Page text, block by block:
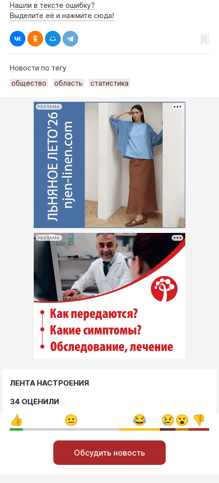
Нашли в тексте ошибку?
Выделите её и нажмите сюда!
Новости по тегу
общество
область статистика
РЕКЛАМА
РЕКЛАМА
ЛЕНТА НАСТРОЕНИЯ
34 ОЦЕНИЛИ
Обсудить новость